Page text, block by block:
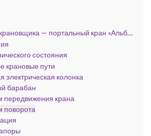
— портальный кран «Альбатрос», «Сокол» и «Кондор»
состояния
крановые пути
электрическая колонка
барабан
передвижения крана
поворота